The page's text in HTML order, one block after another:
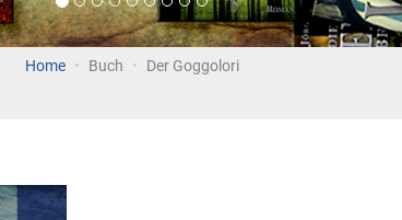
Home Buch Der Goggolori